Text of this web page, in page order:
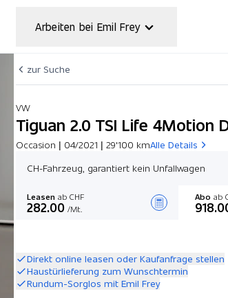
Arbeiten bei Emil Frey
zur Suche
VW
Tiguan 2.0 TSI Life 4Motion
Occasion | 04/2021 | 29'100 kmAlle Details
CH-Fahrzeug, garantiert kein Unfallwagen
Leasen ab CHF
282.00 /Mt.
Abo ab
Direkt online leasen oder Kaufanfrage stellen
Haustürlieferung zum Wunschtermin
Rundum-Sorglos mit Emil Frey